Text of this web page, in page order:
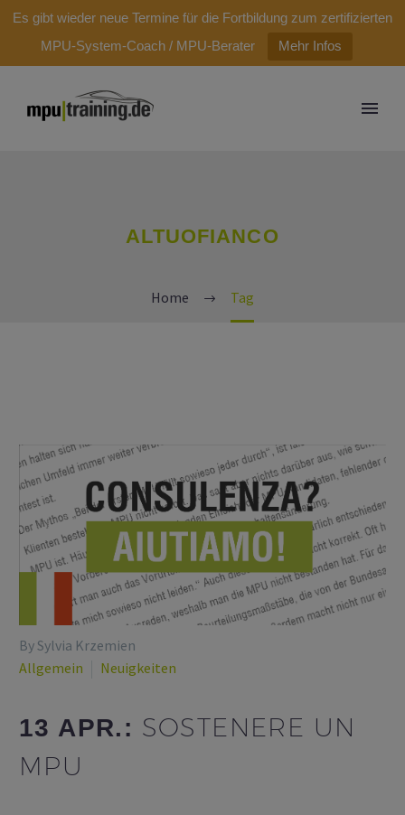
Es gibt wieder neue Termine für die Fortbildung zum zertifizierten
MPU-System-Coach / MPU-Berater
Mehr Infos
ALTUOFIANCO
Home Tag
By Sylvia Krzemien
Allgemein
Neuigkeiten
13 APR.: SOSTENERE UN
MPU
modal-check